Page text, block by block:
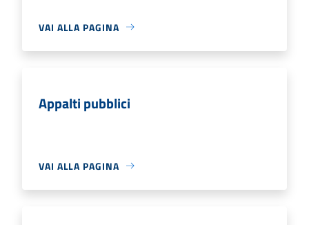
VAI ALLA PAGINA
Appalti pubblici
VAI ALLA PAGINA